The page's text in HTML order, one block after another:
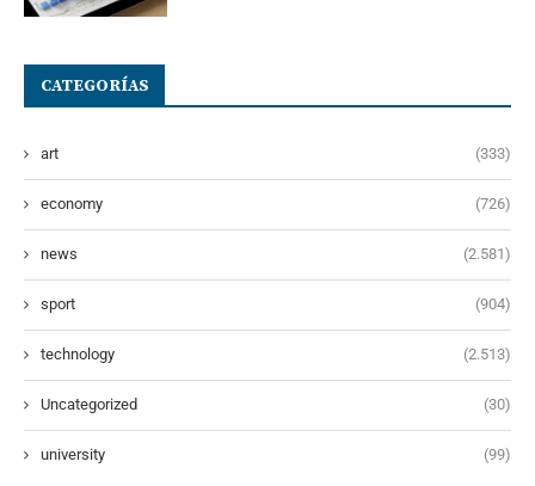
CATEGORÍAS
art (333)
economy (726)
news (2.581)
sport (904)
technology (2.513)
Uncategorized (30)
university (99)